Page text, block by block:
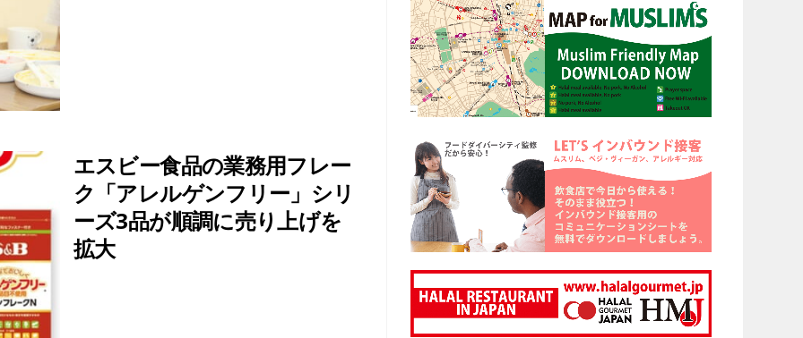
エスビー食品の業務用フレー
ク「アレルゲンフリー」シリ
ーズ3品が順調に売り上げを
拡大